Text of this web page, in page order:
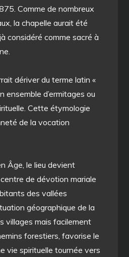
Comme de nombreux
la chapelle aurait été
considéré comme sacré à
dériver du terme latin «
ensemble d’ermitages ou
Cette étymologie
de la vocation
Âge, le lieu devient
de dévotion mariale
des vallées
géographique de la
villages mais facilement
forestiers, favorise le
vie spirituelle tournée vers